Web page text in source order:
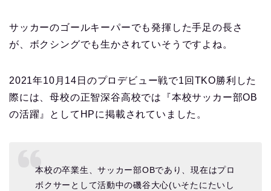
サッカーのゴールキーパーでも発揮した手足の長さ
が、ボクシングでも生かされていそうですよね。
2021年10月14日のプロデビュー戦で1回TKO勝利した
際には、母校の正智深谷高校では『本校サッカー部OB
の活躍』としてHPに掲載されていました。
本校の卒業生、サッカー部OBであり、現在はプロ
ボクサーとして活動中の磯谷大心(いそたにたいし